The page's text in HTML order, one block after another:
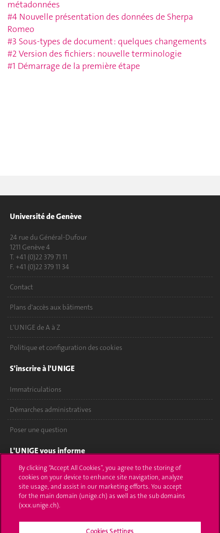
métadonnées
#4 Nouvelle présentation des données de Sherpa
Romeo
#3 Sous-types de document : quelques changements
#2 Version des fichiers : nouvelle terminologie
#1 Démarrage de la première étape
Université de Genève
24 rue du Général-Dufour
1211 Genève 4
T. +41 (0)22 379 71 11
F. +41 (0)22 379 11 34
Contact
Plans d'accès aux bâtiments
L'UNIGE de A à Z
Politique et configuration des cookies
S'inscrire à l'UNIGE
Immatriculations
Démarches administratives
Poser une question
L'UNIGE vous informe
UNIGE Mobile
Médias
Offres d'emploi
By clicking “Accept All Cookies”, you agree to the storing of
cookies on your device to enhance site navigation, analyze
site usage, and assist in our marketing efforts. You accept
for the main domain (unige.ch) as well as the sub domains
(xxx.unige.ch).
Cookies Settings